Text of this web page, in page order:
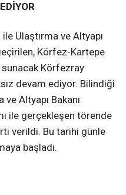
Ulaştırma ve Altyapı
Körfez-Kartepe
sunacak Körfezray
devam ediyor. Bilindiği
Altyapı Bakanı
ile gerçekleşen törende
verildi. Bu tarihi günle
başladı.